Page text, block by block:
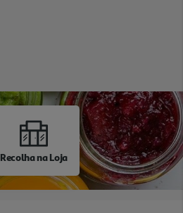
Recolha na Loja